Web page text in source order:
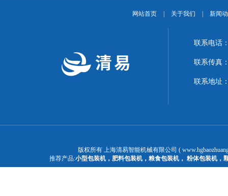
网站首页 关于我们 新闻
联系电话
联系传真
联系地址
版权所有 上海清易智能机械有限公司 (
推荐产品:小型包装机， 肥料包装机， 粮食包装机， 粉体包装机，